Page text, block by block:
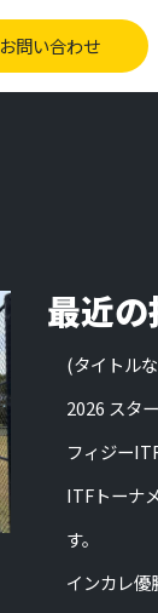
お問い合わせ
最近
(タイトル
2026 スタ
フィジー
ITFトーナ
す。
インカレ優